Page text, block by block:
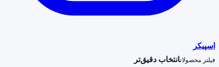
اسپیکر
فیلتر محصولاتانتخاب دقیق‌تر